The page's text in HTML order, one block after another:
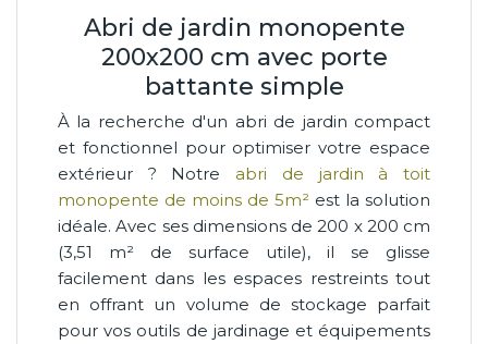
Abri de jardin monopente
200x200 cm avec porte
battante simple
À la recherche d'un abri de jardin compact
et fonctionnel pour optimiser votre espace
extérieur ? Notre abri de jardin à toit
monopente de moins de 5m² est la solution
idéale. Avec ses dimensions de 200 x 200 cm
(3,51 m² de surface utile), il se glisse
facilement dans les espaces restreints tout
en offrant un volume de stockage parfait
pour vos outils de jardinage et équipements